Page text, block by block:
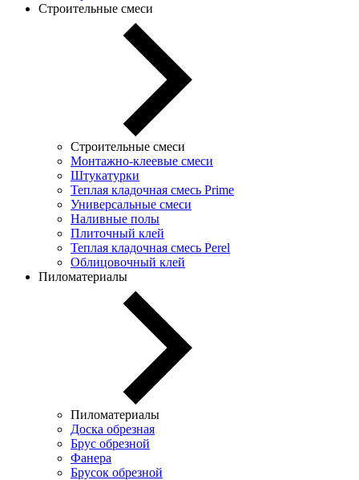
Строительные смеси
Строительные смеси
Монтажно-клеевые смеси
Штукатурки
Теплая кладочная смесь Prime
Универсальные смеси
Наливные полы
Плиточный клей
Теплая кладочная смесь Perel
Облицовочный клей
Пиломатериалы
Пиломатериалы
Доска обрезная
Брус обрезной
Фанера
Брусок обрезной